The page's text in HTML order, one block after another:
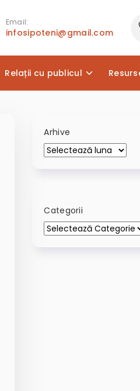
Email:
infosipoteni@gmail.com
Relații cu publicul
Arhive
Categorii